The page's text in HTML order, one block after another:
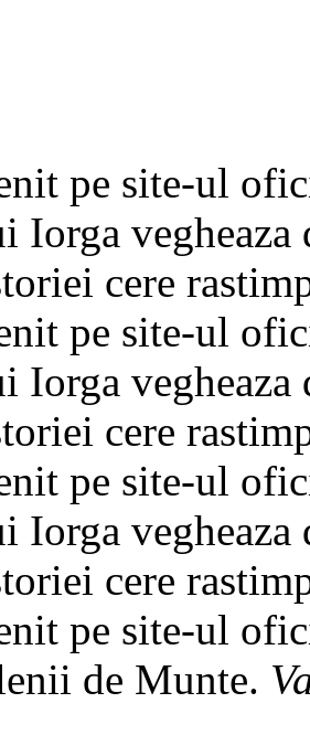
pe site-ul
Iorga
cere
pe site-ul
Iorga
cere
pe site-ul
Iorga
cere
pe site-ul
de Munte.